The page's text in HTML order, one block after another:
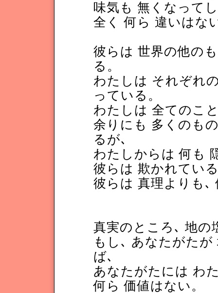
味気も 無くなって
全く 何ら 違いはな
彼らは 世界の他の
る。
わたしは それぞれ
っている。
わたしは 全てのこ
余りにも 多くのも
るが､
わたしからは 何も
彼らは 欺かれてい
彼らは 真理よりも､
真実のところ､ 地の
もし､ あなたがた
ば､
あなたがたには わ
何ら 価値はない。